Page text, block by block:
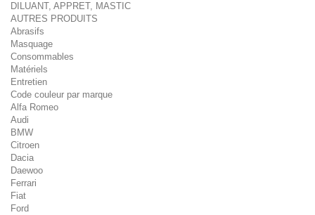
DILUANT, APPRET, MASTIC
AUTRES PRODUITS
Abrasifs
Masquage
Consommables
Matériels
Entretien
Code couleur par marque
Alfa Romeo
Audi
BMW
Citroen
Dacia
Daewoo
Ferrari
Fiat
Ford